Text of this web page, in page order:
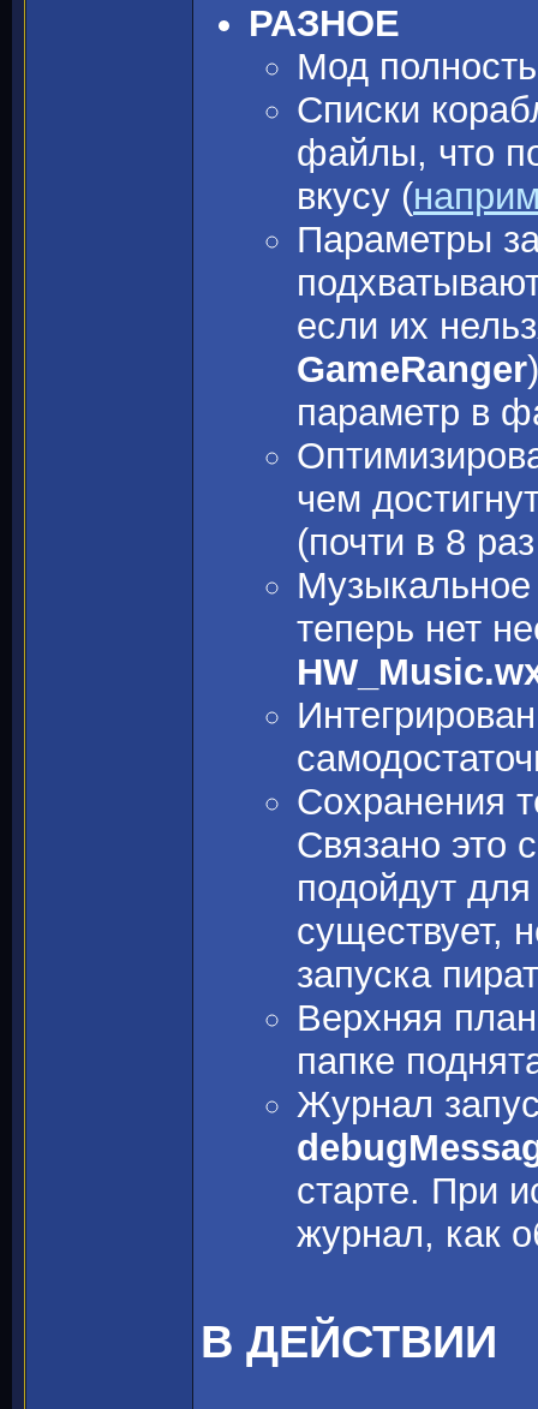
РАЗНОЕ
Мод
Списки
файлы, что
вкусу (
Параметры
если их
GameRanger
параметр в
чем
(почти в 8
теперь нет
Сохранения
Связано это
подойдут
существует,
запуска
Верхняя
папке
Журнал
старте. При
журнал, как
В ДЕЙСТВИИ